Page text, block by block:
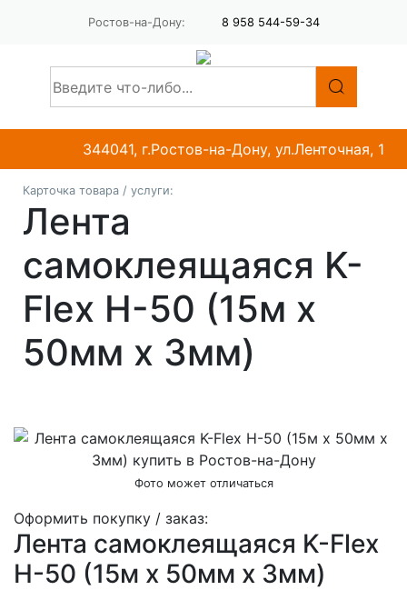
Ростов-на-Дону: 8 958 544-59-34
344041, г.Ростов-на-Дону, ул.Ленточная, 1
Карточка товара / услуги:
Лента
самоклеящаяся K-
Flex H-50 (15м х
50мм х 3мм)
Фото может отличаться
Оформить покупку / заказ:
Лента самоклеящаяся K-Flex
H-50 (15м х 50мм х 3мм)